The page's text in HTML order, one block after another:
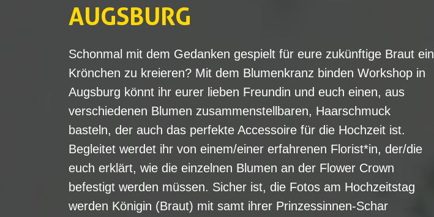
AUGSBURG
Schonmal mit dem Gedanken gespielt für eure zukünftige Braut ein
Krönchen zu kreieren? Mit dem Blumenkranz binden Workshop in
Augsburg könnt ihr eurer lieben Freundin und euch einen, aus
verschiedenen Blumen zusammenstellbaren, Haarschmuck
basteln, der auch das perfekte Accessoire für die Hochzeit ist.
Begleitet werdet ihr von einem/einer erfahrenen Florist*in, der/die
euch erklärt, wie die einzelnen Blumen an der Flower Crown
befestigt werden müssen. Sicher ist, die Fotos am Hochzeitstag
werden Königin (Braut) mit samt ihrer Prinzessinnen-Schar